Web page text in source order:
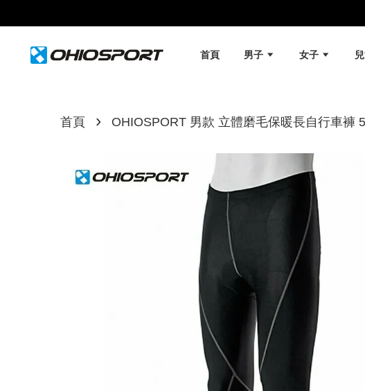
首頁 男子 女子
首頁 › OHIOSPORT 男款 立體磨毛保暖長自行車褲